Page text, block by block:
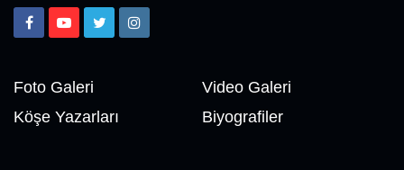
Foto Galeri
Video Galeri
Köşe Yazarları
Biyografiler